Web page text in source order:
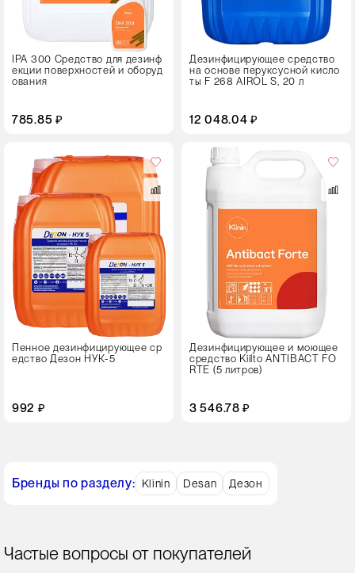
IPA 300 Средство для дезинф
екции поверхностей и оборуд
ования
785.85 ₽
Дезинфицирующее средство
на основе перуксусной кисло
ты F 268 AIROL S, 20 л
12 048.04 ₽
Пенное дезинфицирующее ср
едство Дезон НУК-5
992 ₽
Дезинфицирующее и моющее
средство Kiilto ANTIBACT FO
RTE (5 литров)
3 546.78 ₽
Тип
упаковки
Канистра
Бренды по разделу: Klinin Desan Дезон
Частые вопросы от покупателей